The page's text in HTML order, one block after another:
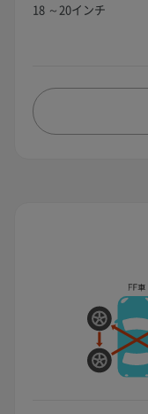
18 ～20インチ